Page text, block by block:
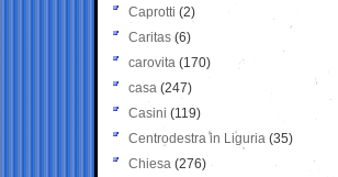
Caprotti (2)
Caritas (6)
carovita (170)
casa (247)
Casini (119)
Centrodestra in Liguria (35)
Chiesa (276)